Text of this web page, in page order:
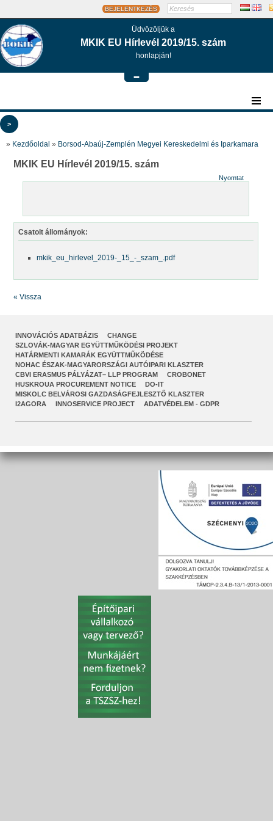
BEJELENTKEZÉS
Üdvözöljük a
MKIK EU Hírlevél 2019/15. szám
honlapján!
-
>
» Kezdőoldal » Borsod-Abaúj-Zemplén Megyei Kereskedelmi és Iparkamara
MKIK EU Hírlevél 2019/15. szám
Nyomtat
Csatolt állományok:
mkik_eu_hirlevel_2019-_15_-_szam_.pdf
« Vissza
INNOVÁCIÓS ADATBÁZIS
CHANGE
SZLOVÁK-MAGYAR EGYÜTTMŰKÖDÉSI PROJEKT
HATÁRMENTI KAMARÁK EGYÜTTMŰKÖDÉSE
NOHAC ÉSZAK-MAGYARORSZÁGI AUTÓIPARI KLASZTER
CBVI ERASMUS PÁLYÁZAT– LLP PROGRAM
CROBONET
HUSKROUA PROCUREMENT NOTICE
DO-IT
MISKOLC BELVÁROSI GAZDASÁGFEJLESZTŐ KLASZTER
I2AGORA
INNOSERVICE PROJECT ADATVÉDELEM - GDPR